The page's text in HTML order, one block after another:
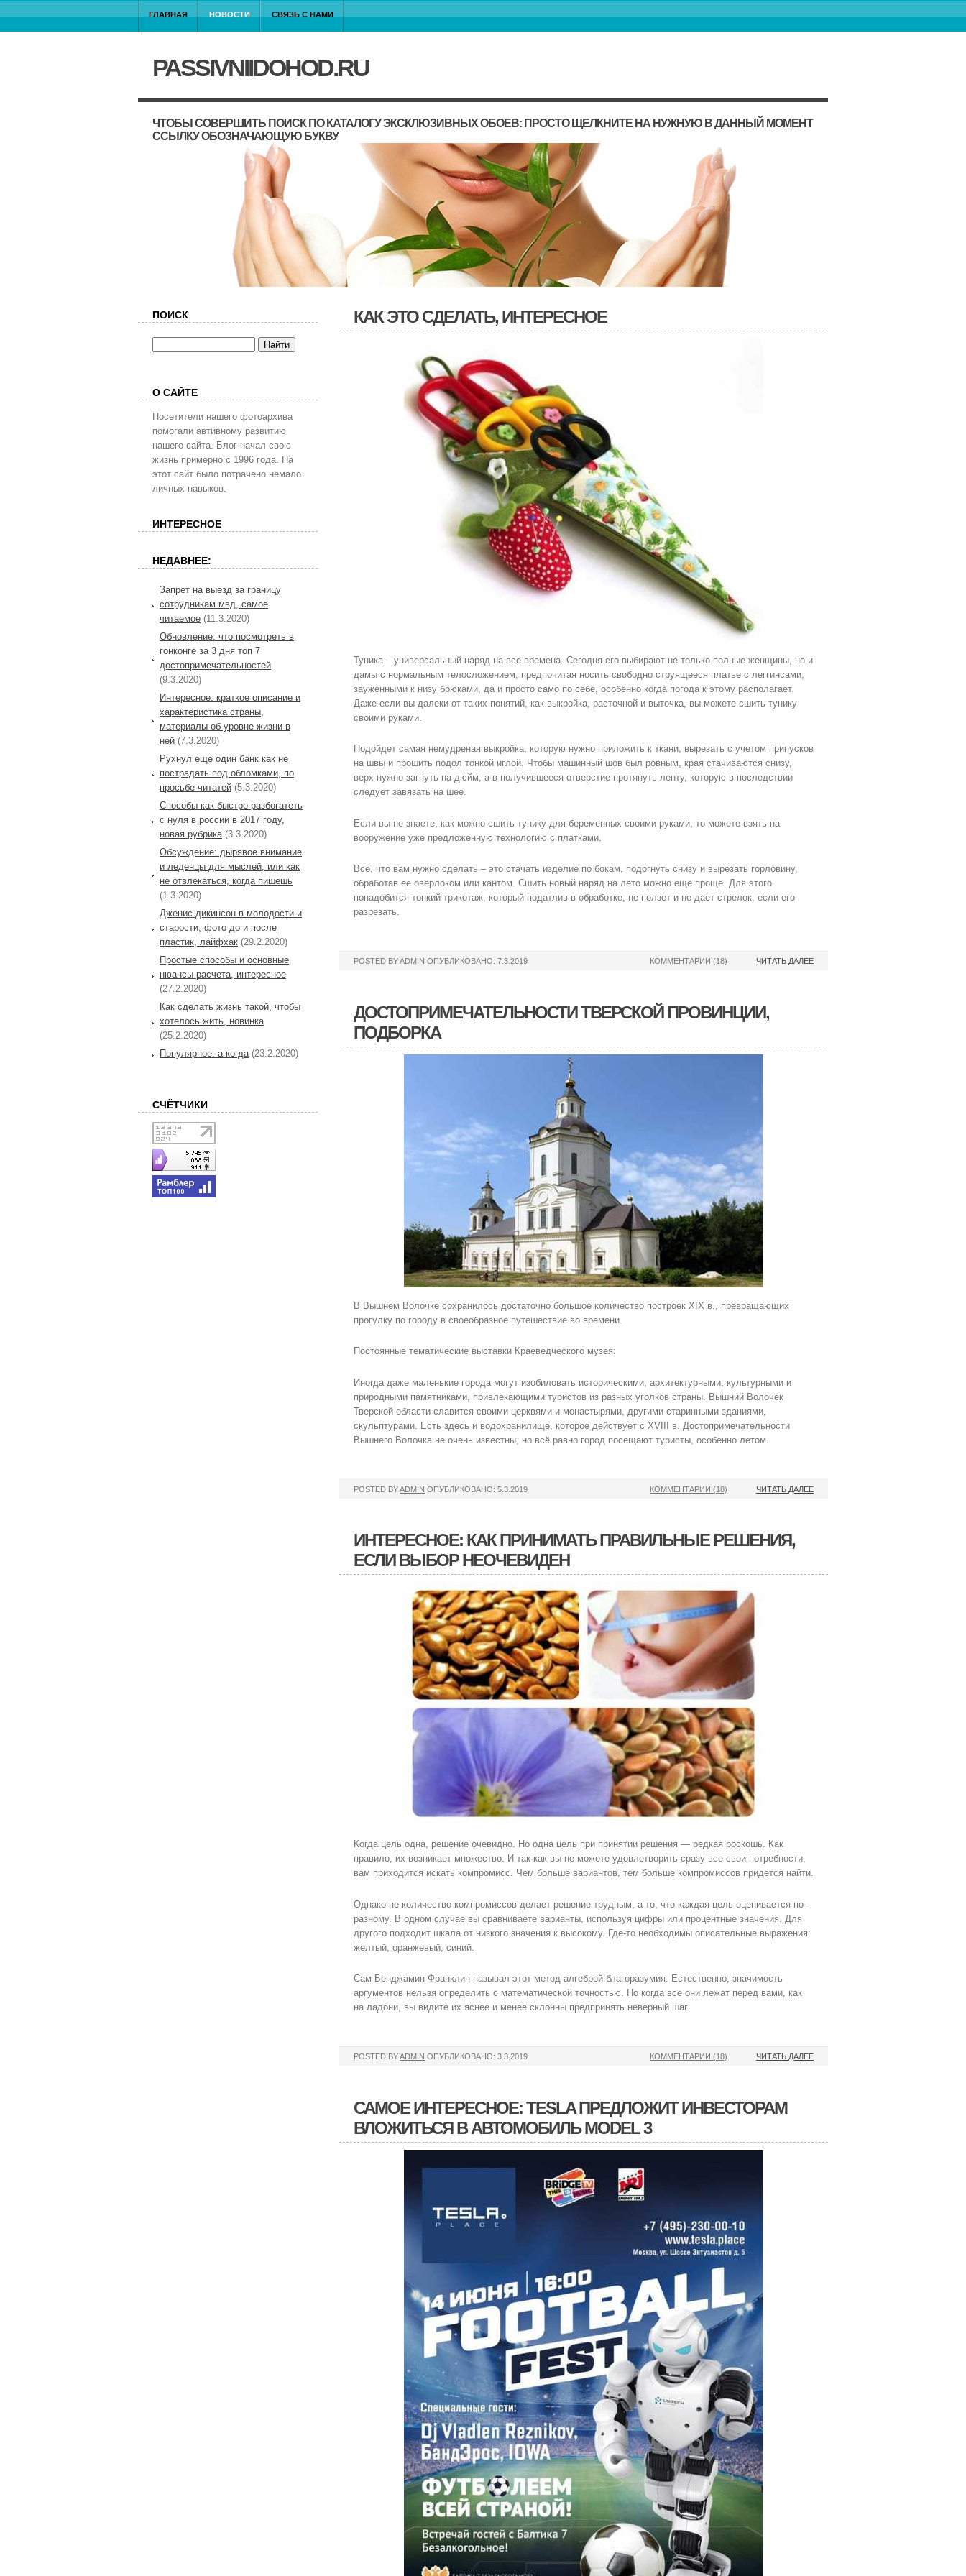
ГЛАВНАЯ НОВОСТИ СВЯЗЬ С НАМИ
PASSIVNIIDOHOD.RU
ЧТОБЫ СОВЕРШИТЬ ПОИСК ПО КАТАЛОГУ ЭКСКЛЮЗИВНЫХ ОБОЕВ: ПРОСТО ЩЕЛКНИТЕ НА НУЖНУЮ В ДАННЫЙ МОМЕНТ
ССЫЛКУ ОБОЗНАЧАЮЩУЮ БУКВУ
КАК ЭТО СДЕЛАТЬ, ИНТЕРЕСНОЕ
Туника – универсальный наряд на все времена. Сегодня его выбирают не только полные женщины, но и
дамы с нормальным телосложением, предпочитая носить свободно струящееся платье с леггинсами,
зауженными к низу брюками, да и просто само по себе, особенно когда погода к этому располагает.
Даже если вы далеки от таких понятий, как выкройка, расточной и выточка, вы можете сшить тунику
своими руками.
Подойдет самая немудреная выкройка, которую нужно приложить к ткани, вырезать с учетом припусков
на швы и прошить подол тонкой иглой. Чтобы машинный шов был ровным, края стачиваются снизу,
верх нужно загнуть на дюйм, а в получившееся отверстие протянуть ленту, которую в последствии
следует завязать на шее.
Если вы не знаете, как можно сшить тунику для беременных своими руками, то можете взять на
вооружение уже предложенную технологию с платками.
Все, что вам нужно сделать – это стачать изделие по бокам, подогнуть снизу и вырезать горловину,
обработав ее оверлоком или кантом. Сшить новый наряд на лето можно еще проще. Для этого
понадобится тонкий трикотаж, который податлив в обработке, не ползет и не дает стрелок, если его
разрезать.
POSTED BYADMIN ОПУБЛИКОВАНО: 7.3.2019 ЧИТАТЬ ДАЛЕЕ
КОММЕНТАРИИ (18)
ДОСТОПРИМЕЧАТЕЛЬНОСТИ ТВЕРСКОЙ ПРОВИНЦИИ,
ПОДБОРКА
В Вышнем Волочке сохранилось достаточно большое количество построек XIX в., превращающих
прогулку по городу в своеобразное путешествие во времени.
Постоянные тематические выставки Краеведческого музея:
Иногда даже маленькие города могут изобиловать историческими, архитектурными, культурными и
природными памятниками, привлекающими туристов из разных уголков страны. Вышний Волочёк
Тверской области славится своими церквями и монастырями, другими старинными зданиями,
скульптурами. Есть здесь и водохранилище, которое действует с XVIII в. Достопримечательности
Вышнего Волочка не очень известны, но всё равно город посещают туристы, особенно летом.
POSTED BYADMIN ОПУБЛИКОВАНО: 5.3.2019 ЧИТАТЬ ДАЛЕЕ
КОММЕНТАРИИ (18)
ИНТЕРЕСНОЕ: КАК ПРИНИМАТЬ ПРАВИЛЬНЫЕ РЕШЕНИЯ,
ЕСЛИ ВЫБОР НЕОЧЕВИДЕН
Когда цель одна, решение очевидно. Но одна цель при принятии решения — редкая роскошь. Как
правило, их возникает множество. И так как вы не можете удовлетворить сразу все свои потребности,
вам приходится искать компромисс. Чем больше вариантов, тем больше компромиссов придется найти.
Однако не количество компромиссов делает решение трудным, а то, что каждая цель оценивается по-
разному. В одном случае вы сравниваете варианты, используя цифры или процентные значения. Для
другого подходит шкала от низкого значения к высокому. Где-то необходимы описательные выражения:
желтый, оранжевый, синий.
Сам Бенджамин Франклин называл этот метод алгеброй благоразумия. Естественно, значимость
аргументов нельзя определить с математической точностью. Но когда все они лежат перед вами, как
на ладони, вы видите их яснее и менее склонны предпринять неверный шаг.
POSTED BYADMIN ОПУБЛИКОВАНО: 3.3.2019 ЧИТАТЬ ДАЛЕЕ
КОММЕНТАРИИ (18)
САМОЕ ИНТЕРЕСНОЕ: TESLA ПРЕДЛОЖИТ ИНВЕСТОРАМ
ВЛОЖИТЬСЯ В АВТОМОБИЛЬ MODEL 3
ПОИСК
О САЙТЕ
Посетители нашего фотоархива
помогали автивному развитию
нашего сайта. Блог начал свою
жизнь примерно с 1996 года. На
этот сайт было потрачено немало
личных навыков.
ИНТЕРЕСНОЕ
НЕДАВНЕЕ:
Запрет на выезд за границу
сотрудникам мвд, самое
читаемое (11.3.2020)
Обновление: что посмотреть в
гонконге за 3 дня топ 7
достопримечательностей
(9.3.2020)
Интересное: краткое описание и
характеристика страны,
материалы об уровне жизни в
ней (7.3.2020)
Рухнул еще один банк как не
пострадать под обломками, по
просьбе читатей (5.3.2020)
Способы как быстро разбогатеть
с нуля в россии в 2017 году,
новая рубрика (3.3.2020)
Обсуждение: дырявое внимание
и леденцы для мыслей, или как
не отвлекаться, когда пишешь
(1.3.2020)
Дженис дикинсон в молодости и
старости, фото до и после
пластик, лайфхак (29.2.2020)
Простые способы и основные
нюансы расчета, интересное
(27.2.2020)
Как сделать жизнь такой, чтобы
хотелось жить, новинка
(25.2.2020)
Популярное: а когда (23.2.2020)
СЧЁТЧИКИ